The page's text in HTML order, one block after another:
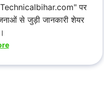
पर
से जुड़ी जानकारी शेयर